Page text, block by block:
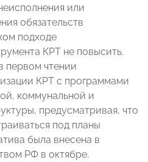
или
обязательств
подходе
КРТ не повысить.
первом чтении
КРТ с программами
коммунальной и
предусматривая, что
под планы
была внесена в
РФ в октябре.